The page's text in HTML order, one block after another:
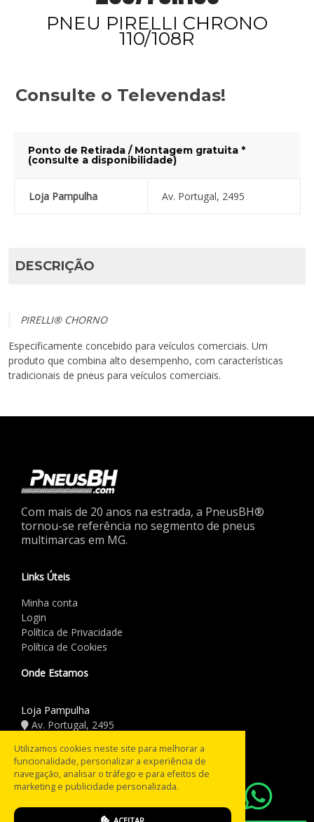
PNEU PIRELLI CHRONO
110/108R
Consulte o Televendas!
Ponto de Retirada / Montagem gratuita *
(consulte a disponibilidade)
Loja Pampulha Av. Portugal, 2495
DESCRIÇÃO
PIRELLI® CHORNO
Especificamente concebido para veículos comerciais. Um
produto que combina alto desempenho, com características
tradicionais de pneus para veículos comerciais.
Com mais de 20 anos na estrada, a PneusBH®
tornou-se referência no segmento de pneus
multimarcas em MG.
Links Úteis
Minha conta
Login
Política de Privacidade
Política de Cookies
Onde Estamos
Loja Pampulha
Av. Portugal, 2495
Horário de Funcionamento
Seg a Sex: 08:00 às 18:00
Sáb: 08:00 às 12:00
Utilizamos cookies neste site para melhorar a
funcionalidade, personalizar a experiência de
navegação, analisar o tráfego e para efeitos de
marketing e publicidade personalizada.